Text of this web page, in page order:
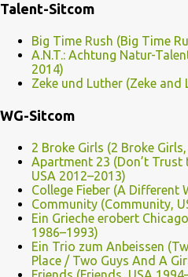
Talent-Sitcom
Big Time Rush (Big Time
A.N.T.: Achtung Natur-
2014)
Zeke und Luther (Zeke and
WG-Sitcom
2 Broke Girls (2 Broke
Apartment 23 (Don’t
USA 2012–2013)
College Fieber (A Different
Community (Community,
Ein Grieche erobert
1986–1993)
Ein Trio zum Anbeissen
Place / Two Guys And A